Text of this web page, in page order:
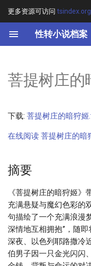
更多资源可访问
性转小说档案
键
开
搜
索
其他信息
正文
菩提树庄的
下载: 菩提树庄的暗狩姬
在线阅读 菩提树庄的暗
摘要
《菩提树庄的暗狩姬
充满悬疑与魔幻色彩的
句描绘了一个充满浪漫
深情地互相拥抱”，随
深夜、以色列耶路撒冷
伯男子因一只金光闪闪